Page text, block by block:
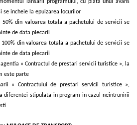
lansarii programului, cu plata unui avans
se incheie la epuizarea locurilor
din valoarea totala a pachetului de servicii se
de data plecarii
din valoarea totala a pachetului de servicii se
de data plecarii
« Contractul de prestari servicii turistice », la
este parte
« Contractului de prestari servicii turistice »,
diferentei stipulata in program in cazul neintrunirii